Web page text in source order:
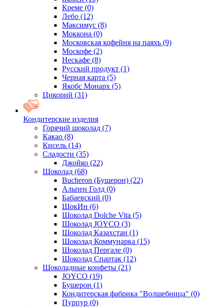
Креме (0)
Лебо (12)
Максимус (8)
Моккона (0)
Московская кофейня на паяхъ (9)
Москофе (2)
Нескафе (8)
Русский продукт (1)
Черная карта (5)
Якобс Монарх (5)
Цикорий (31)
Кондитерские изделия
Горячий шоколад (7)
Какао (8)
Кисель (14)
Сладости (35)
Джойко (22)
Шоколад (68)
Bucheron (Бушерон) (22)
Альпен Голд (0)
Бабаевский (0)
ШокИн (6)
Шоколад Dolche Vita (5)
Шоколад JOYCO (3)
Шоколад Казахстан (1)
Шоколад Коммунарка (15)
Шоколад Пергале (0)
Шоколад Спартак (12)
Шоколадные конфеты (21)
JOYCO (19)
Бушерон (1)
Кондитерская фабрика "Волшебница" (0)
Пурпур (0)